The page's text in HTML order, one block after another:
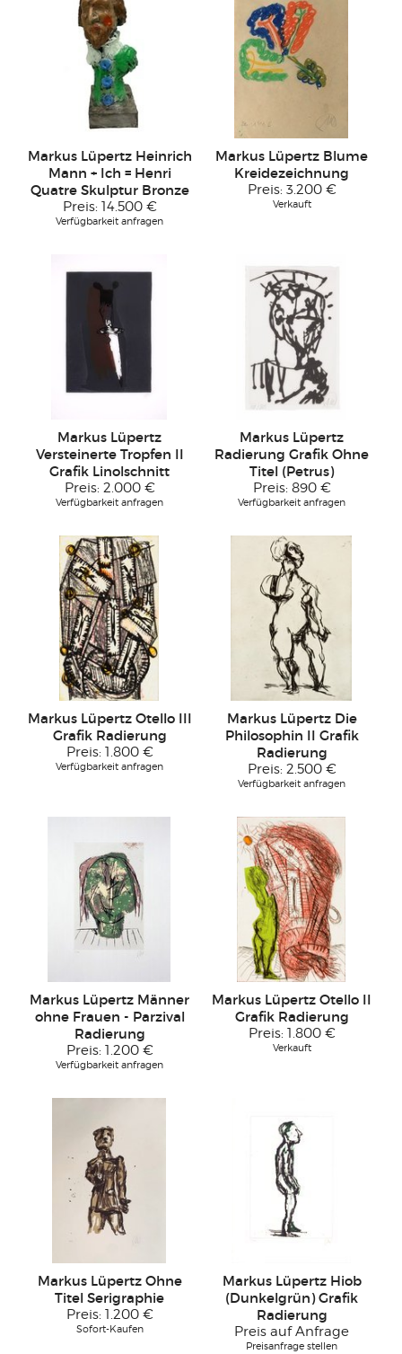
Markus Lüpertz Heinrich
Mann + Ich = Henri
Quatre Skulptur Bronze
Preis: 14.500 €
Verfügbarkeit anfragen
Markus Lüpertz Blume
Kreidezeichnung
Preis: 3.200 €
Verkauft
Markus Lüpertz
Versteinerte Tropfen II
Grafik Linolschnitt
Preis: 2.000 €
Verfügbarkeit anfragen
Markus Lüpertz
Radierung Grafik Ohne
Titel (Petrus)
Preis: 890 €
Verfügbarkeit anfragen
Markus Lüpertz Otello III
Grafik Radierung
Preis: 1.800 €
Verfügbarkeit anfragen
Markus Lüpertz Die
Philosophin II Grafik
Radierung
Preis: 2.500 €
Verfügbarkeit anfragen
Markus Lüpertz Männer
ohne Frauen - Parzival
Radierung
Preis: 1.200 €
Verfügbarkeit anfragen
Markus Lüpertz Otello II
Grafik Radierung
Preis: 1.800 €
Verkauft
Markus Lüpertz Ohne
Titel Serigraphie
Preis: 1.200 €
Sofort-Kaufen
Markus Lüpertz Hiob
(Dunkelgrün) Grafik
Radierung
Preis auf Anfrage
Preisanfrage stellen